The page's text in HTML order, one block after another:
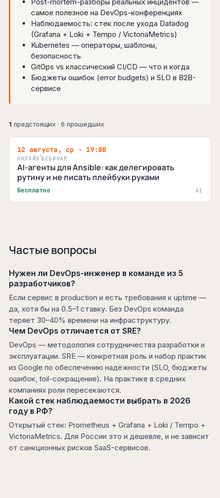
самое полезное на DevOps-конференциях
Наблюдаемость: стек после ухода Datadog
(Grafana + Loki + Tempo / VictoriaMetrics)
Kubernetes — операторы, шаблоны,
безопасность
GitOps vs классический CI/CD — что и когда
Бюджеты ошибок (error budgets) и SLO в B2B-
сервисе
1 предстоящих · 6 прошедших
12 августа, ср · 19:00
ОНЛАЙН ВЕБИНАР
AI-агенты для Ansible: как делегировать
рутину и не писать плейбуки руками
Бесплатно AI
Частые вопросы
Нужен ли DevOps-инженер в команде из 5
разработчиков?
Если сервис в production и есть требования к uptime —
да, хотя бы на 0.5–1 ставку. Без DevOps команда
теряет 30–40% времени на инфраструктуру.
Чем DevOps отличается от SRE?
DevOps — методология сотрудничества разработки и
эксплуатации. SRE — конкретная роль и набор практик
из Google по обеспечению надёжности (SLO, бюджеты
ошибок, toil-сокращение). На практике в средних
компаниях роли пересекаются.
Какой стек наблюдаемости выбрать в 2026
году в РФ?
Открытый стек: Prometheus + Grafana + Loki / Tempo +
VictoriaMetrics. Для России это и дешевле, и не зависит
от санкционных рисков SaaS-сервисов.